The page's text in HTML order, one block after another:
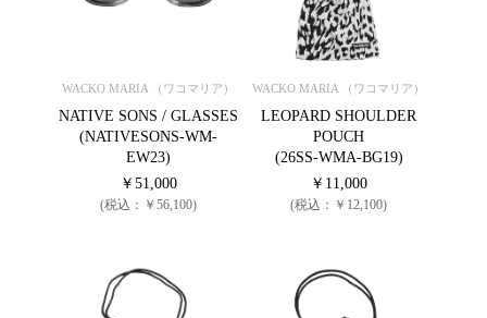
WACKO MARIA （ワコマリア）
NATIVE SONS / GLASSES
(NATIVESONS-WM-
EW23)
￥51,000
(税込：￥56,100)
WACKO MARIA （ワコマリア）
LEOPARD SHOULDER
POUCH
(26SS-WMA-BG19)
￥11,000
(税込：￥12,100)